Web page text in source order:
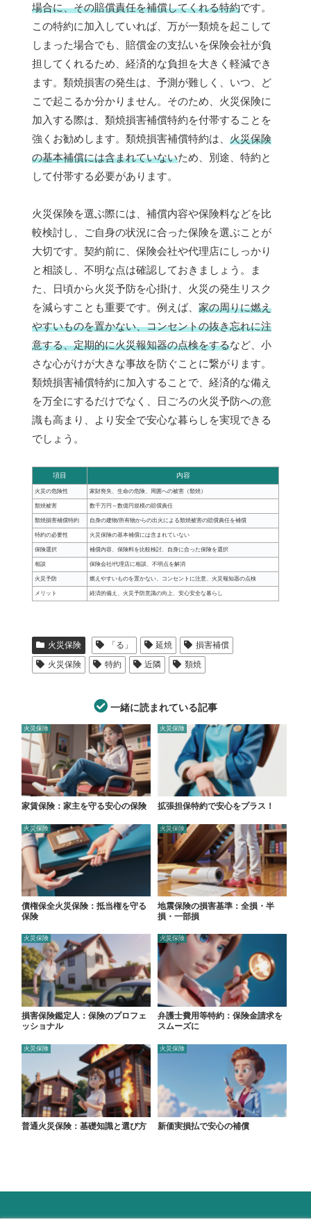
場合に、その賠償責任を補償してくれる特約です。
この特約に加入していれば、万が一類焼を起こして
しまった場合でも、賠償金の支払いを保険会社が負
担してくれるため、経済的な負担を大きく軽減でき
ます。類焼損害の発生は、予測が難しく、いつ、ど
こで起こるか分かりません。そのため、火災保険に
加入する際は、類焼損害補償特約を付帯することを
強くお勧めします。類焼損害補償特約は、 火災保険
の基本補償には含まれていないため、別途、特約と
して付帯する必要があります。
火災保険を選ぶ際には、補償内容や保険料などを比
較検討し、ご自身の状況に合った保険を選ぶことが
大切です。契約前に、保険会社や代理店にしっかり
と相談し、不明な点は確認しておきましょう。ま
た、日頃から火災予防を心掛け、火災の発生リスク
を減らすことも重要です。例えば、 家の周りに燃え
やすいものを置かない、コンセントの抜き忘れに注
意する、定期的に火災報知器の点検をするなど、小
さな心がけが大きな事故を防ぐことに繋がります。
類焼損害補償特約に加入することで、経済的な備え
を万全にするだけでなく、日ごろの火災予防への意
識も高まり、より安全で安心な暮らしを実現できる
でしょう。
項目 内容
火災の危険性 家財喪失、生命の危険、周囲への被害（類焼）
類焼被害 数千万円～数億円規模の賠償責任
類焼損害補償特約 自身の建物/所有物からの出火による類焼被害の賠償責任を補償
特約の必要性 火災保険の基本補償には含まれていない
保険選択 補償内容、保険料を比較検討、自身に合った保険を選択
相談 保険会社/代理店に相談、不明点を解消
火災予防 燃えやすいものを置かない、コンセントに注意、火災報知器の点検
メリット 経済的備え、火災予防意識の向上、安心安全な暮らし
火災保険 「る」 延焼
損害補償
火災保険
特約 近隣 類焼
一緒に読まれている記事
火災保険
家賃保険：家主を守る安心の保険
火災保険
拡張担保特約で安心をプラス！
火災保険
債権保全火災保険：抵当権を守る
保険
火災保険
地震保険の損害基準：全損・半
損・一部損
火災保険
損害保険鑑定人：保険のプロフェ
ッショナル
火災保険
弁護士費用等特約：保険金請求を
スムーズに
火災保険
普通火災保険：基礎知識と選び方
火災保険
新価実損払で安心の補償